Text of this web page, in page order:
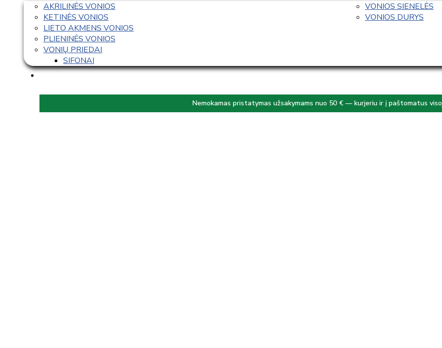
AKRILINĖS VONIOS
KETINĖS VONIOS
LIETO AKMENS VONIOS
PLIENINĖS VONIOS
VONIŲ PRIEDAI
SIFONAI
VONIOS SIENELĖS
VONIOS DURYS
Nemokamas pristatymas užsakymams nuo 50 € — kurjeriu ir į paštomatus